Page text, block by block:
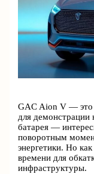
GAC Aion V — это
для демонстрации
батарея —
поворотным
энергетики. Но
времени для
инфраструктуры.